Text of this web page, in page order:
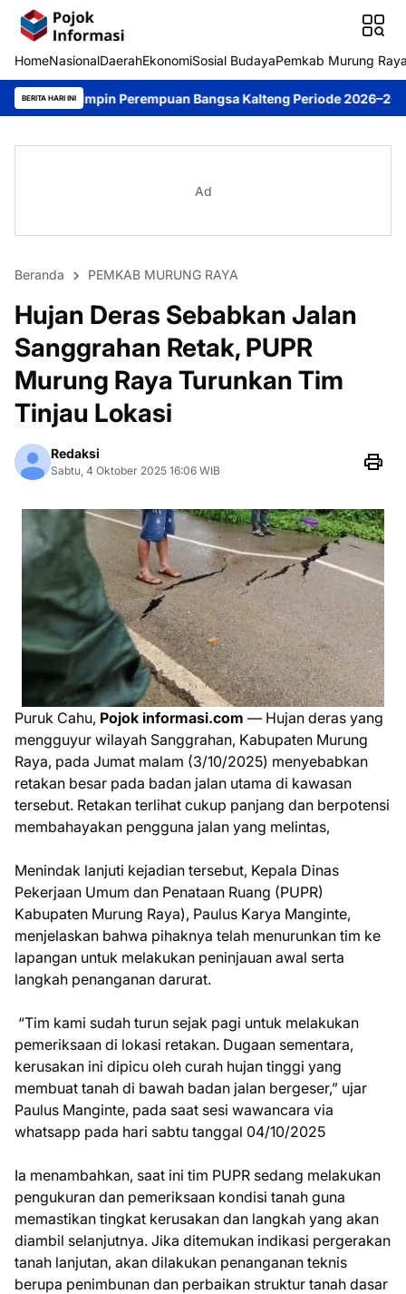
HomeNasionalDaerahEkonomiSosial BudayaPemkab Murung
BERITA HARI INI Bangsa Kalteng Periode 2026–2031 DPRD
Ad
Beranda PEMKAB MURUNG RAYA
Hujan Deras Sebabkan Jalan
Sanggrahan Retak, PUPR
Murung Raya Turunkan Tim
Tinjau Lokasi
Redaksi
Sabtu, 4 Oktober 2025 16:06 WIB
Puruk Cahu, Pojok informasi.com — Hujan deras yang
mengguyur wilayah Sanggrahan, Kabupaten Murung
Raya, pada Jumat malam (3/10/2025) menyebabkan
retakan besar pada badan jalan utama di kawasan
tersebut. Retakan terlihat cukup panjang dan berpotensi
membahayakan pengguna jalan yang melintas,
Menindak lanjuti kejadian tersebut, Kepala Dinas
Pekerjaan Umum dan Penataan Ruang (PUPR)
Kabupaten Murung Raya), Paulus Karya Manginte,
menjelaskan bahwa pihaknya telah menurunkan tim ke
lapangan untuk melakukan peninjauan awal serta
langkah penanganan darurat.
“Tim kami sudah turun sejak pagi untuk melakukan
pemeriksaan di lokasi retakan. Dugaan sementara,
kerusakan ini dipicu oleh curah hujan tinggi yang
membuat tanah di bawah badan jalan bergeser,” ujar
Paulus Manginte, pada saat sesi wawancara via
whatsapp pada hari sabtu tanggal 04/10/2025
Ia menambahkan, saat ini tim PUPR sedang melakukan
pengukuran dan pemeriksaan kondisi tanah guna
memastikan tingkat kerusakan dan langkah yang akan
diambil selanjutnya. Jika ditemukan indikasi pergerakan
tanah lanjutan, akan dilakukan penanganan teknis
berupa penimbunan dan perbaikan struktur tanah dasar